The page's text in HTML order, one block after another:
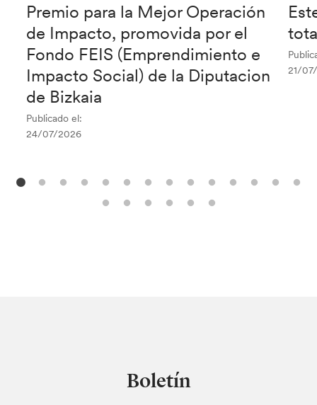
Premio para la Mejor Operación
de Impacto, promovida por el
Fondo FEIS (Emprendimiento e
Impacto Social) de la Diputacion
de Bizkaia
Publicado el:
24/07/2026
21/
Boletín